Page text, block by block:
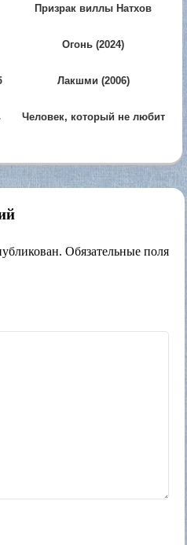
Призрак виллы Натхов
Огонь (2024)
Лакшми (2006)
Человек, который не любит
Обязательные поля